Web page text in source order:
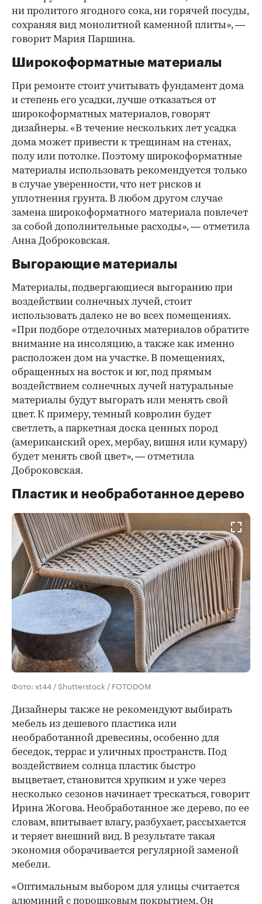
ни пролитого ягодного сока, ни горячей посуды,
сохраняя вид монолитной каменной плиты», —
говорит Мария Паршина.
Широкоформатные материалы
При ремонте стоит учитывать фундамент дома
и степень его усадки, лучше отказаться от
широкоформатных материалов, говорят
дизайнеры. «В течение нескольких лет усадка
дома может привести к трещинам на стенах,
полу или потолке. Поэтому широкоформатные
материалы использовать рекомендуется только
в случае уверенности, что нет рисков и
уплотнения грунта. В любом другом случае
замена широкоформатного материала повлечет
за собой дополнительные расходы», — отметила
Анна Доброковская.
Выгорающие материалы
Материалы, подвергающиеся выгоранию при
воздействии солнечных лучей, стоит
использовать далеко не во всех помещениях.
«При подборе отделочных материалов обратите
внимание на инсоляцию, а также как именно
расположен дом на участке. В помещениях,
обращенных на восток и юг, под прямым
воздействием солнечных лучей натуральные
материалы будут выгорать или менять свой
цвет. К примеру, темный ковролин будет
светлеть, а паркетная доска ценных пород
(американский орех, мербау, вишня или кумару)
будет менять свой цвет», — отметила
Доброковская.
Пластик и необработанное дерево
Фото: xt44 / Shutterstock / FOTODOM
Дизайнеры также не рекомендуют выбирать
мебель из дешевого пластика или
необработанной древесины, особенно для
беседок, террас и уличных пространств. Под
воздействием солнца пластик быстро
выцветает, становится хрупким и уже через
несколько сезонов начинает трескаться, говорит
Ирина Жогова. Необработанное же дерево, по ее
словам, впитывает влагу, разбухает, рассыхается
и теряет внешний вид. В результате такая
экономия оборачивается регулярной заменой
мебели.
«Оптимальным выбором для улицы считается
алюминий с порошковым покрытием. Он